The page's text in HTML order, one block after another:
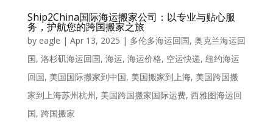
Ship2China国际海运搬家公司：以专业与贴心服
务，护航您的跨国搬家之旅
by eagle | Apr 13, 2025 | 多伦多海运回国, 奥克兰海运回
国, 洛杉矶海运回国, 海运, 海运价格, 空运快递, 纽约海运
回国, 美国国际搬家到中国, 美国搬家到上海, 美国跨国搬
家到上海苏州杭州, 美国跨国搬家国际运费, 西雅图海运回
国, 跨国搬家